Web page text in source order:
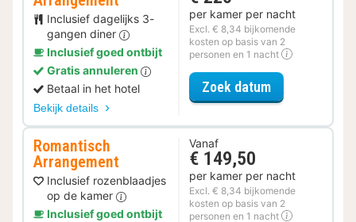
Inclusief dagelijks 3-
gangen diner
Inclusief goed ontbijt
Gratis annuleren
Betaal in het hotel
Bekijk details
per kamer per nacht
Excl. € 8,34 bijkomende
kosten op basis van 2
personen en 1 nacht
Zoek datumvoor
Romantisch
Arrangement
Inclusief rozenblaadjes
op de kamer
Inclusief goed ontbijt
Vanaf
€ 149,50
per kamer per nacht
Excl. € 8,34 bijkomende
kosten op basis van 2
personen en 1 nacht